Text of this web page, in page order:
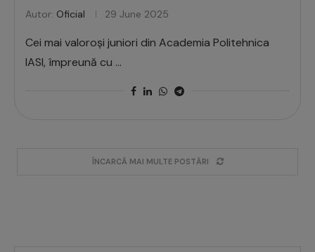
Autor: Oficial 29 June 2025
Cei mai valoroși juniori din Academia Politehnica
IASI, împreună cu …
ÎNCARCĂ MAI MULTE POSTĂRI